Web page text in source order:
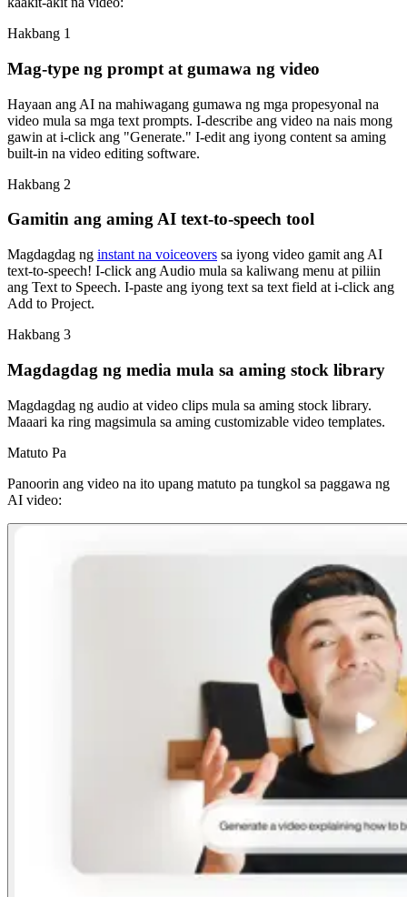
Hakbang 1
Mag-type ng prompt at gumawa ng video
Hayaan ang AI na mahiwagang gumawa ng mga propesyonal na
video mula sa mga text prompts. I-describe ang video na nais mong
gawin at i-click ang "Generate." I-edit ang iyong content sa aming
built-in na video editing software.
Hakbang 2
Gamitin ang aming AI text-to-speech tool
Magdagdag ng instant na voiceovers sa iyong video gamit ang AI
text-to-speech! I-click ang Audio mula sa kaliwang menu at piliin
ang Text to Speech. I-paste ang iyong text sa text field at i-click ang
Add to Project.
Hakbang 3
Magdagdag ng media mula sa aming stock library
Magdagdag ng audio at video clips mula sa aming stock library.
Maaari ka ring magsimula sa aming customizable video templates.
Matuto Pa
Panoorin ang video na ito upang matuto pa tungkol sa paggawa ng
AI video: